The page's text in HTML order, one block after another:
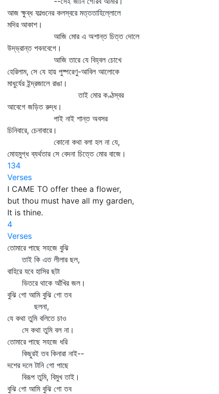
আজ ক্ষুব্ধ ফাল্গুনের কলস্বরে মত্ততাহিল্লোলে
মদির আকাশ।
আজি মোর এ অশান্ত চিত্ত দোলে
উদ্‌ভ্রান্ত পবনবেগে।
আজি তারে যে বিহ্বল চোখে
হেরিলাম, সে যে হায় পুষ্পরেণু-আবিল আলোকে
মাধুর্যের ইন্দ্রজালে রাঙা।
তাই মোর কণ্ঠস্বর
আবেগে জড়িত রুদ্ধ।
পাই নাই শান্ত অবসর
চিনিবারে, চেনাবারে।
কোনো কথা বলা হল না যে,
মোহমুগ্ধ ব্যর্থতার সে বেদনা চিত্তে মোর বাজে।
134
Verses
I CAME TO offer thee a flower,
but thou must have all my garden,
It is thine.
4
Verses
তোমারে পাছে সহজে বুঝি
তাই কি এত লীলার ছল,
বাহিরে যবে হাসির ছটা
ভিতরে থাকে আঁখির জল।
বুঝি গো আমি বুঝি গো তব
ছলনা,
যে কথা তুমি বলিতে চাও
সে কথা তুমি বল না।
তোমারে পাছে সহজে ধরি
কিছুরই তব কিনারা নাই--
দশের দলে টানি গো পাছে
বিরূপ তুমি, বিমুখ তাই।
বুঝি গো আমি বুঝি গো তব